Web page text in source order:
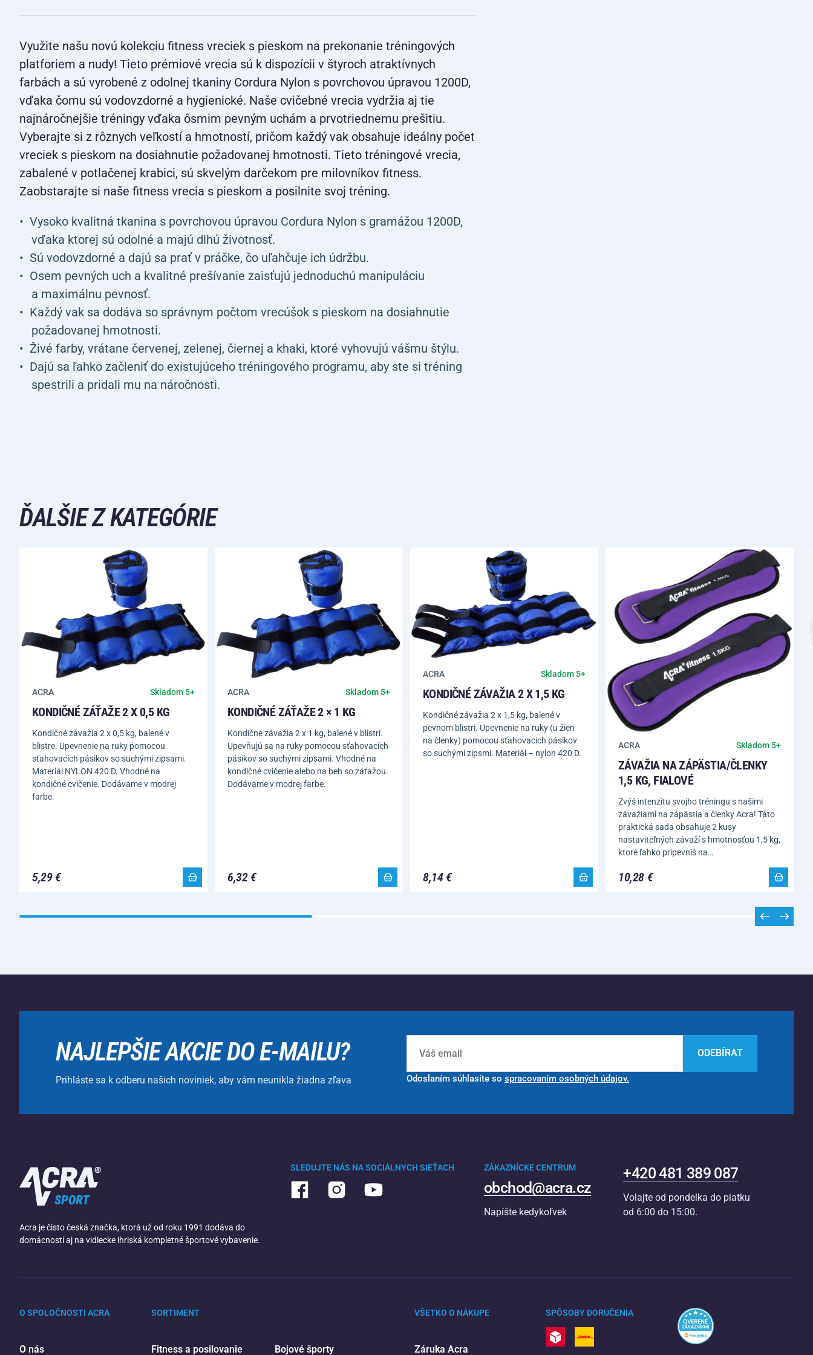
Využite našu novú kolekciu fitness vreciek s pieskom na prekonanie tréningových
platforiem a nudy! Tieto prémiové vrecia sú k dispozícii v štyroch atraktívnych
farbách a sú vyrobené z odolnej tkaniny Cordura Nylon s povrchovou úpravou 1200D,
vďaka čomu sú vodovzdorné a hygienické. Naše cvičebné vrecia vydržia aj tie
najnáročnejšie tréningy vďaka ôsmim pevným uchám a prvotriednemu prešitiu.
Vyberajte si z rôznych veľkostí a hmotností, pričom každý vak obsahuje ideálny počet
vreciek s pieskom na dosiahnutie požadovanej hmotnosti. Tieto tréningové vrecia,
zabalené v potlačenej krabici, sú skvelým darčekom pre milovníkov fitness.
Zaobstarajte si naše fitness vrecia s pieskom a posilnite svoj tréning.
Vysoko kvalitná tkanina s povrchovou úpravou Cordura Nylon s gramážou 1200D,
vďaka ktorej sú odolné a majú dlhú životnosť.
Sú vodovzdorné a dajú sa prať v práčke, čo uľahčuje ich údržbu.
Osem pevných uch a kvalitné prešívanie zaisťujú jednoduchú manipuláciu
a maximálnu pevnosť.
Každý vak sa dodáva so správnym počtom vrecúšok s pieskom na dosiahnutie
požadovanej hmotnosti.
Živé farby, vrátane červenej, zelenej, čiernej a khaki, ktoré vyhovujú vášmu štýlu.
Dajú sa ľahko začleniť do existujúceho tréningového programu, aby ste si tréning
spestrili a pridali mu na náročnosti.
ĎALŠIE Z KATEGÓRIE
ACRA Skladom 5+
KONDIČNÉ ZÁŤAŽE 2 X 0,5 KG
Kondičné závažia 2 x 0,5 kg, balené v
blistre. Upevnenie na ruky pomocou
sťahovacích pásikov so suchými zipsami.
Materiál NYLON 420 D. Vhodné na
kondičné cvičenie. Dodávame v modrej
farbe.
5,29 €
ACRA Skladom 5+
KONDIČNÉ ZÁŤAŽE 2 × 1 KG
Kondičné závažia 2 x 1 kg, balené v blistri.
Upevňujú sa na ruky pomocou sťahovacích
pásikov so suchými zipsami. Vhodné na
kondičné cvičenie alebo na beh so záťažou.
Dodávame v modrej farbe.
6,32 €
ACRA Skladom 5+
KONDIČNÉ ZÁVAŽIA 2 X 1,5 KG
Kondičné závažia 2 x 1,5 kg, balené v
pevnom blistri. Upevnenie na ruky (u žien
na členky) pomocou sťahovacích pásikov
so suchými zipsmi. Materiál – nylon 420 D.
8,14 €
ACRA Skladom 5+
ZÁVAŽIA NA ZÁPÄSTIA/ČLENKY
1,5 KG, FIALOVÉ
Zvýš intenzitu svojho tréningu s našimi
závažiami na zápästia a členky Acra! Táto
praktická sada obsahuje 2 kusy
nastaviteľných závaží s hmotnosťou 1,5 kg,
ktoré ľahko pripevníš na…
10,28 €
NAJLEPŠIE AKCIE DO E-MAILU?
Prihláste sa k odberu našich noviniek, aby vám neunikla žiadna zľava
ODEBÍRAT
Odoslaním súhlasíte so spracovaním osobných údajov.
Acra je čisto česká značka, ktorá už od roku 1991 dodáva do
domácností aj na vidiecke ihriská kompletné športové vybavenie.
SLEDUJTE NÁS NA SOCIÁLNYCH SIEŤACH ZÁKAZNÍCKE CENTRUM
obchod@acra.cz
Napíšte kedykoľvek
+420 481 389 087
Volajte od pondelka do piatku
od 6:00 do 15:00.
O SPOLOČNOSTI ACRA
O nás
SORTIMENT
Fitness a posilovanie Bojové športy
VŠETKO O NÁKUPE
Záruka Acra
SPÔSOBY DORUČENIA